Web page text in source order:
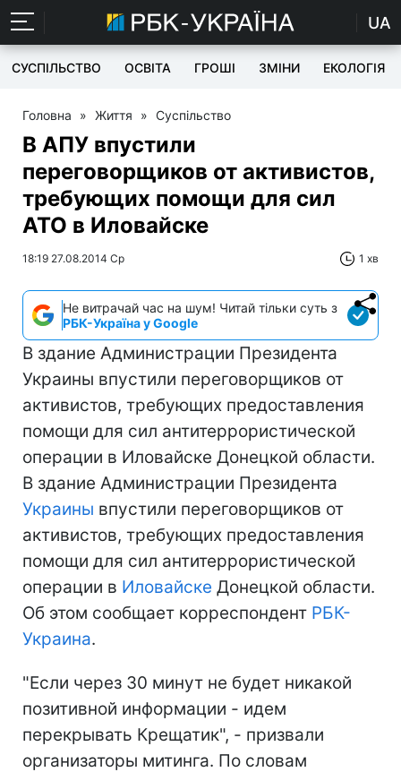
UA
СУСПІЛЬСТВО ОСВІТА ГРОШІ ЗМІНИ ЕКОЛОГІЯ
Головна » Життя » Суспільство
В АПУ впустили
переговорщиков от активистов,
требующих помощи для сил
АТО в Иловайске
18:19 27.08.2014 Ср 1 хв
Не витрачай час на шум! Читай тільки суть з
РБК-Україна у Google
В здание Администрации Президента
Украины впустили переговорщиков от
активистов, требующих предоставления
помощи для сил антитеррористической
операции в Иловайске Донецкой области.
В здание Администрации Президента
Украины впустили переговорщиков от
активистов, требующих предоставления
помощи для сил антитеррористической
операции в Иловайске Донецкой области.
Об этом сообщает корреспондент РБК-
Украина.
"Если через 30 минут не будет никакой
позитивной информации - идем
перекрывать Крещатик", - призвали
организаторы митинга. По словам